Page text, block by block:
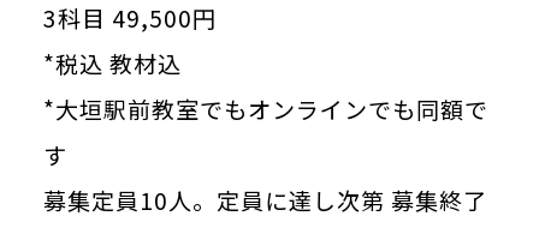
3科目 49,500円
*税込 教材込
*大垣駅前教室でもオンラインでも同額で
す
募集定員10人。定員に達し次第 募集終了